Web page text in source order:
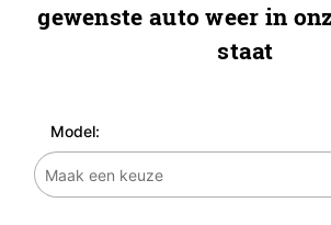
gewenste auto weer in
staat
Model: